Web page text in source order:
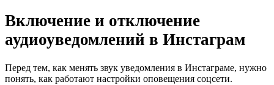
Включение и отключение
аудиоуведомлений в Инстаграм
Перед тем, как менять звук уведомления в Инстаграме, нужно
понять, как работают настройки оповещения соцсети.